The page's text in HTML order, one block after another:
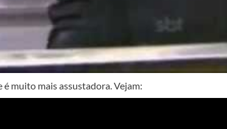
muito mais assustadora. Vejam: